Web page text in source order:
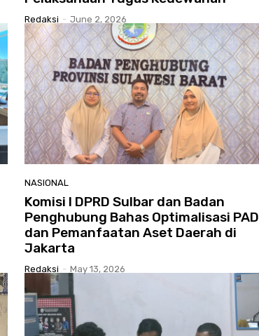
Redaksi - June 2, 2026
NASIONAL
Komisi I DPRD Sulbar dan Badan
Penghubung Bahas Optimalisasi PAD
dan Pemanfaatan Aset Daerah di
Jakarta
Redaksi - May 13, 2026